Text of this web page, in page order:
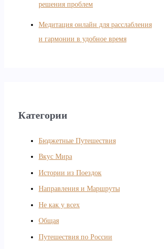
решения проблем
Медитация онлайн для расслабления
и гармонии в удобное время
Категории
Бюджетные Путешествия
Вкус Мира
Истории из Поездок
Направления и Маршруты
Не как у всех
Общая
Путешествия по России